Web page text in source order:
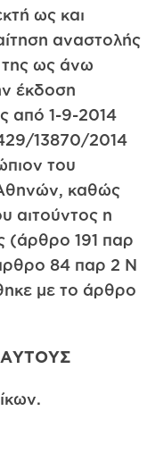
ως και
αναστολής
της ως άνω
έκδοση
από 1-9-2014
13870/2014
του
καθώς
αιτούντος η
(άρθρο 191 παρ
84 παρ 2 Ν
με το άρθρο